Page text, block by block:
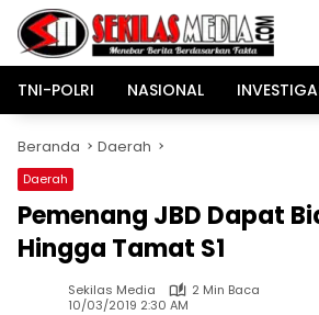
Langsung
konten
TNI-POLRI
NASIONAL
Beranda Daerah
Daerah
Pemenang JBD Dapat
Hingga Tamat S1
Sekilas Media
2 Min Baca
10/03/2019 2:30 AM